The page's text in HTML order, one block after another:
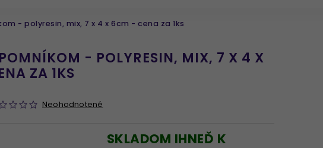
- polyresin, mix, 7 x 4 x 6cm - cena za 1ks
- POLYRESIN, MIX, 7 X 4 X
ZA 1KS
Neohodnotené
SKLADOM IHNEĎ K